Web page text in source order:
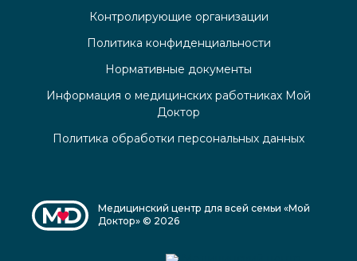
Контролирующие организации
Политика конфиденциальности
Нормативные документы
Информация о медицинских работниках Мой
Доктор
Политика обработки персональных данных
Медицинский центр для всей семьи «Мой
Доктор» © 2026